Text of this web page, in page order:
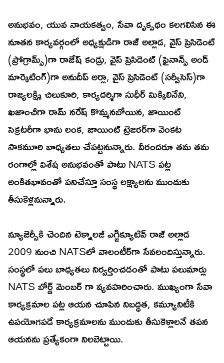
అనుభవం, యువ నాయకత్వం, సేవా దృక్పథం కలగలిసిన ఈ
నూతన కార్యవర్గంలో అధ్యక్షుడిగా రాజ్ అల్లాడ, వైస్ ప్రెసిడెంట్
(ప్రోగ్రామ్స్)గా రాజేష్ కండ్రు, వైస్ ప్రెసిడెంట్ (ఫైనాన్స్ అండ్
మార్కెటింగ్)గా అనుదీప్ అర్లా, వైస్ ప్రెసిడెంట్ (సర్వీసెస్)గా
రాజ్యలక్ష్మి చిలుకూరి, కార్యదర్శిగా సుధీర్ మిక్కిలినేని,
ఖజాంచీగా రామ్ నరేష్ కొమ్మనబోయిన, జాయింట్
సెక్రటరీగా భాను లంక, జాయింట్ ట్రెజరర్‌గా వెంకట
సాకమూరి బాధ్యతలు చేపట్టనున్నారు. వీరందరూ తమ తమ
రంగాల్లో విశేష అనుభవంతో పాటు NATS పట్ల
అంకితభావంతో పనిచేస్తూ సంస్థ లక్ష్యాలను ముందుకు
తీసుకెళ్లనున్నారు.
న్యూజెర్సీకి చెందిన టెక్నాలజీ ఎగ్జిక్యూటివ్ రాజ్ అల్లాడ
2009 నుంచి NATSలో వాలంటీర్‌గా సేవలందిస్తున్నారు.
సంస్థలో పలు బాధ్యతలు నిర్వర్తించడంతో పాటు పలుమార్లు
NATS బోర్డ్ మెంబర్ గా వ్యవహరించారు. ముఖ్యంగా సేవా
కార్యక్రమాల పట్ల ఆయన చూపిన నిబద్ధత, కమ్యూనిటీకి
ఉపయోగపడే కార్యక్రమాలను ముందుకు తీసుకెళ్లాలనే తపన
ఆయనను ప్రత్యేకంగా నిలబెట్టాయి.